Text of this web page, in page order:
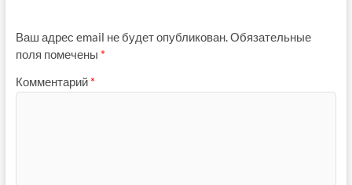
Ваш адрес email не будет опубликован.Обязательные
поля помечены *
Комментарий *